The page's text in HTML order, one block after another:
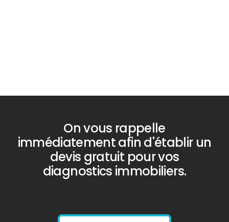
On vous rappelle
immédiatement afin d'établir un
devis gratuit pour vos
diagnostics immobiliers.